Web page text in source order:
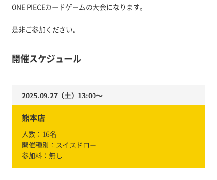
ONE PIECEカードゲームの大会になります。
是非ご参加ください。
開催スケジュール
2025.09.27（土）13:00〜
熊本店
人数： 16名
開催種別： スイスドロー
参加料： 無し